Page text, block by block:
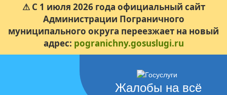
⚠ С 1 июля 2026 года официальный сайт
Администрации Пограничного
муниципального округа переезжает на новый
адрес: pogranichny.gosuslugi.ru
Жалобы на всё